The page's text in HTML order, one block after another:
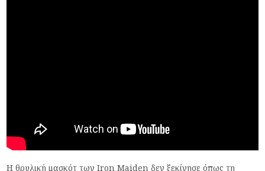
Η θρυλική μασκότ των Iron Maiden δεν ξεκίνησε όπως τη